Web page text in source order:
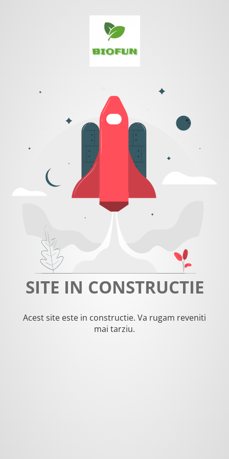
SITE IN CONSTRUCTIE
Acest site este in constructie. Va rugam reveniti
mai tarziu.